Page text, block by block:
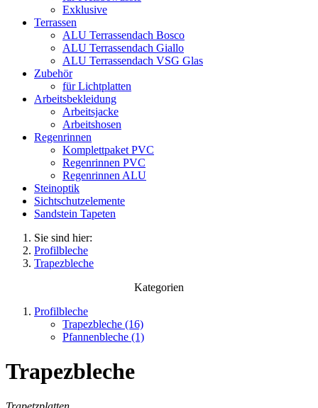
Exklusive
Terrassen
ALU Terrassendach Bosco
ALU Terrassendach Giallo
ALU Terrassendach VSG Glas
Zubehör
für Lichtplatten
Arbeitsbekleidung
Arbeitsjacke
Arbeitshosen
Regenrinnen
Komplettpaket PVC
Regenrinnen PVC
Regenrinnen ALU
Steinoptik
Sichtschutzelemente
Sandstein Tapeten
Sie sind hier:
Profilbleche
Trapezbleche
Kategorien
Profilbleche
Trapezbleche (16)
Pfannenbleche (1)
Trapezbleche